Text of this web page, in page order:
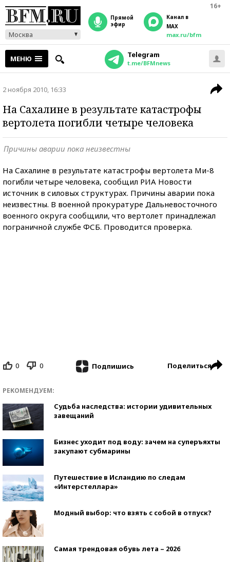
16+
Москва
прямой
эфир
Канал в
MAX
max.ru/bfm
МЕНЮ Telegram
t.me/BFMnews
2 ноября 2010, 16:33
На Сахалине в результате катастрофы
вертолета погибли четыре человека
Причины аварии пока неизвестны
На Сахалине в результате катастрофы вертолета Ми-8
погибли четыре человека, сообщил РИА Новости
источник в силовых структурах. Причины аварии пока
неизвестны. В военной прокуратуре Дальневосточного
военного округа сообщили, что вертолет принадлежал
пограничной службе ФСБ. Проводится проверка.
0 0 Подпишись Поделиться
РЕКОМЕНДУЕМ:
Судьба наследства: истории удивительных
завещаний
Бизнес уходит под воду: зачем на суперъяхты
закупают субмарины
Путешествие в Исландию по следам
«Интерстеллара»
Модный выбор: что взять с собой в отпуск?
Самая трендовая обувь лета – 2026